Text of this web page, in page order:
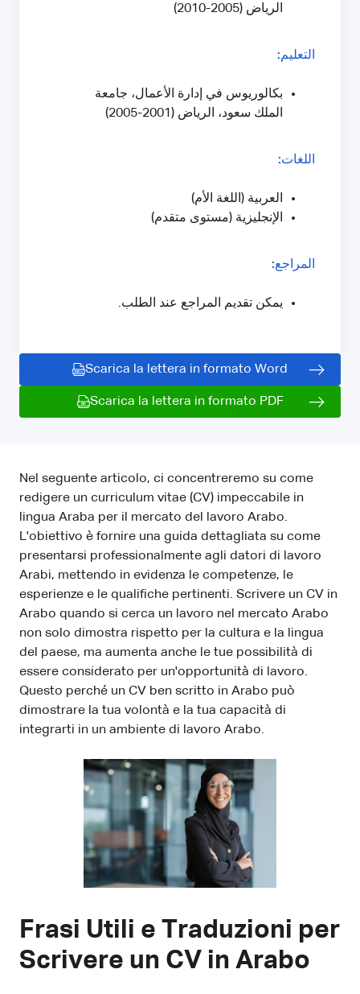
الرياض (2005-2010)
التعليم:
بكالوريوس في إدارة الأعمال، جامعة
الملك سعود، الرياض (2001-2005)
اللغات:
العربية (اللغة الأم)
الإنجليزية (مستوى متقدم)
المراجع:
يمكن تقديم المراجع عند الطلب.
Scarica la lettera in formato Word
Scarica la lettera in formato PDF
Nel seguente articolo, ci concentreremo su come
redigere un curriculum vitae (CV) impeccabile in
lingua Araba per il mercato del lavoro Arabo.
L'obiettivo è fornire una guida dettagliata su come
presentarsi professionalmente agli datori di lavoro
Arabi, mettendo in evidenza le competenze, le
esperienze e le qualifiche pertinenti. Scrivere un CV in
Arabo quando si cerca un lavoro nel mercato Arabo
non solo dimostra rispetto per la cultura e la lingua
del paese, ma aumenta anche le tue possibilità di
essere considerato per un'opportunità di lavoro.
Questo perché un CV ben scritto in Arabo può
dimostrare la tua volontà e la tua capacità di
integrarti in un ambiente di lavoro Arabo.
Frasi Utili e Traduzioni per
Scrivere un CV in Arabo